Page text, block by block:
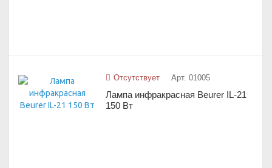
Отсутствует Арт. 01005
Лампа инфракрасная Beurer IL-21
150 Вт